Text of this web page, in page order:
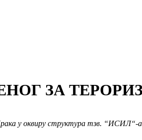
ЗА
у оквиру структура тзв. “ИСИЛ“-а,